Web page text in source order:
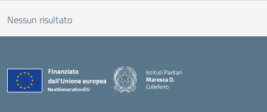
Nessun risultato
Istituti Paritari
Maresca D.
Colleferro